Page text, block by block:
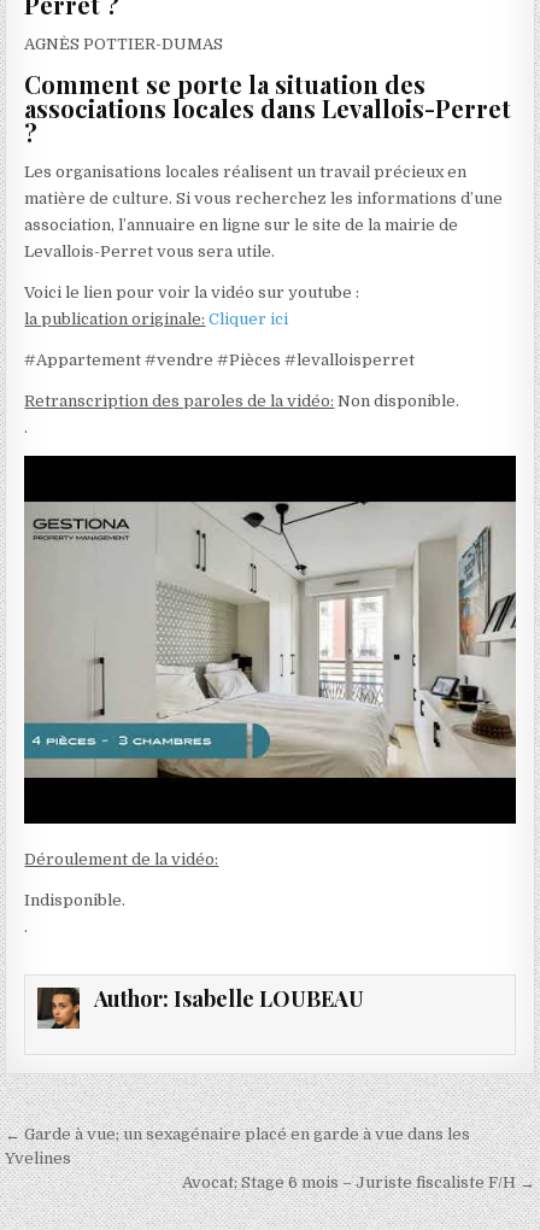
AGNÈS POTTIER-DUMAS
Comment se porte la situation des
associations locales dans Levallois-Perret
?
Les organisations locales réalisent un travail précieux en
matière de culture. Si vous recherchez les informations d’une
association, l’annuaire en ligne sur le site de la mairie de
Levallois-Perret vous sera utile.
Voici le lien pour voir la vidéo sur youtube :
la publication originale: Cliquer ici
#Appartement #vendre #Pièces #levalloisperret
Retranscription des paroles de la vidéo: Non disponible.
.
Déroulement de la vidéo:
Indisponible.
.
Author: Isabelle LOUBEAU
Navigation
de
l’article
← Garde à vue; un sexagénaire placé en garde à vue dans les
Yvelines
Avocat; Stage 6 mois – Juriste fiscaliste F/H →